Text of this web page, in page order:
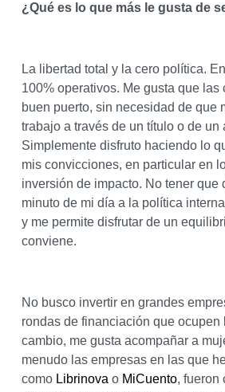
¿Qué es lo que más le gusta de
La libertad total y la cero política.
100% operativos. Me gusta que las
buen puerto, sin necesidad de que
trabajo a través de un título o de un
Simplemente disfruto haciendo lo
mis convicciones, en particular en
inversión de impacto. No tener que
minuto de mi día a la política
y me permite disfrutar de un
conviene.
No busco invertir en grandes
rondas de financiación que ocupen
cambio, me gusta acompañar a
menudo las empresas en las que
como Librinova o MiCuento, fueron